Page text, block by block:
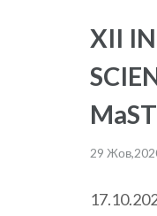
XII
29